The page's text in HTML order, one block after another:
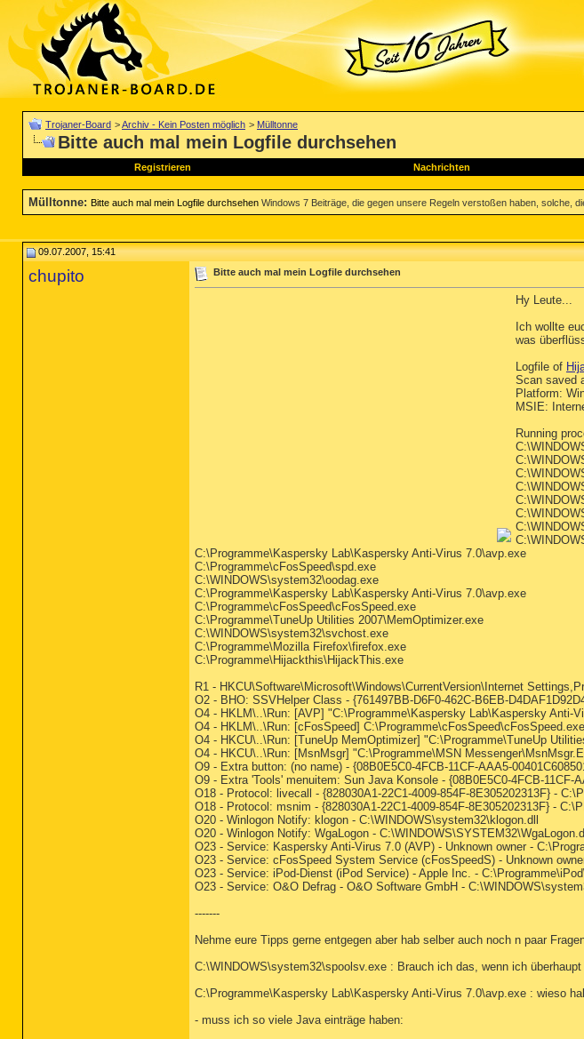
Trojaner-Board >Archiv - Kein Posten möglich > Mülltonne
Bitte auch mal mein Logfile durchsehen
Registrieren Nachrichten
Mülltonne: Bitte auch mal mein Logfile durchsehen Windows 7 Beiträge, die gegen unsere Regeln verstoßen haben, solche,
09.07.2007, 15:41
chupito Bitte auch mal mein Logfile durchsehen
Hy Leute...
Ich wollte
was
Logfile of
Scan saved
Platform:
MSIE:
Running
C:\Programme\Kaspersky Lab\Kaspersky Anti-Virus 7.0\avp.exe
C:\Programme\cFosSpeed\spd.exe
C:\WINDOWS\system32\oodag.exe
C:\Programme\Kaspersky Lab\Kaspersky Anti-Virus 7.0\avp.exe
C:\Programme\cFosSpeed\cFosSpeed.exe
C:\Programme\TuneUp Utilities 2007\MemOptimizer.exe
C:\WINDOWS\system32\svchost.exe
C:\Programme\Mozilla Firefox\firefox.exe
C:\Programme\Hijackthis\HijackThis.exe
R1 - HKCU\Software\Microsoft\Windows\CurrentVersion\Internet
O2 - BHO: SSVHelper Class - {761497BB-D6F0-462C-B6EB-
O4 - HKLM\..\Run: [AVP] "C:\Programme\Kaspersky Lab\Kaspersky Anti-
O4 - HKLM\..\Run: [cFosSpeed] C:\Programme\cFosSpeed\cFosSpeed.exe
O4 - HKCU\..\Run: [TuneUp MemOptimizer] "C:\Programme\TuneUp
O4 - HKCU\..\Run: [MsnMsgr] "C:\Programme\MSN
O9 - Extra button: (no name) - {08B0E5C0-4FCB-11CF-AAA5-
O9 - Extra 'Tools' menuitem: Sun Java Konsole - {08B0E5C0-4FCB-11CF-
O18 - Protocol: livecall - {828030A1-22C1-4009-854F-8E305202313F} -
O18 - Protocol: msnim - {828030A1-22C1-4009-854F-8E305202313F} -
O20 - Winlogon Notify: klogon - C:\WINDOWS\system32\klogon.dll
O20 - Winlogon Notify: WgaLogon - C:\WINDOWS\SYSTEM32\WgaLogon.dll
O23 - Service: Kaspersky Anti-Virus 7.0 (AVP) - Unknown owner -
O23 - Service: cFosSpeed System Service (cFosSpeedS) - Unknown
O23 - Service: iPod-Dienst (iPod Service) - Apple Inc. -
O23 - Service: O&O Defrag - O&O Software GmbH -
-------
Nehme eure Tipps gerne entgegen aber hab selber auch noch n paar
C:\WINDOWS\system32\spoolsv.exe : Brauch ich das, wenn ich
C:\Programme\Kaspersky Lab\Kaspersky Anti-Virus 7.0\avp.exe : wieso
- muss ich so viele Java einträge haben: